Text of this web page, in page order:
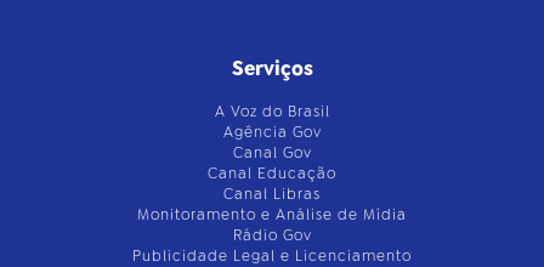
Serviços
A Voz do Brasil
Agência Gov
Canal Gov
Canal Educação
Canal Libras
Monitoramento e Análise de Mídia
Rádio Gov
Publicidade Legal e Licenciamento